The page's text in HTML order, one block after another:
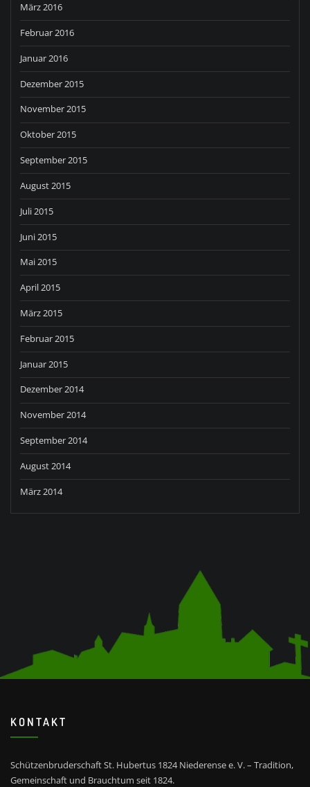
März 2016
Februar 2016
Januar 2016
Dezember 2015
November 2015
Oktober 2015
September 2015
August 2015
Juli 2015
Juni 2015
Mai 2015
April 2015
März 2015
Februar 2015
Januar 2015
Dezember 2014
November 2014
September 2014
August 2014
März 2014
KONTAKT
Schützenbruderschaft St. Hubertus 1824 Niederense e. V. – Tradition,
Gemeinschaft und Brauchtum seit 1824.